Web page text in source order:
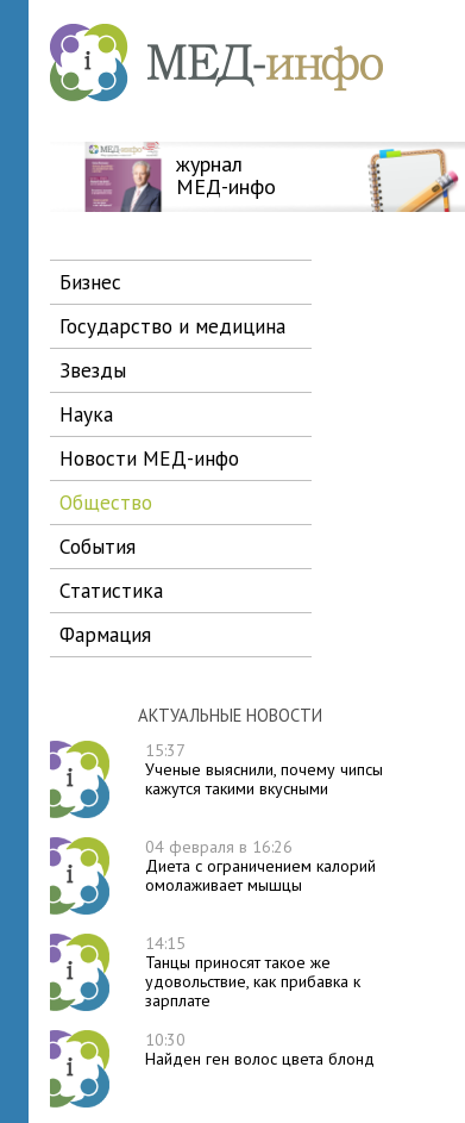
журнал
МЕД-инфо
бизнес
государство и медицина
звезды
наука
новости МЕД-инфо
общество
события
статистика
фармация
АКТУАЛЬНЫЕ НОВОСТИ
15:37
Ученые выяснили, почему чипсы
кажутся такими вкусными
04 февраля в 16:26
Диета с ограничением калорий
омолаживает мышцы
14:15
Танцы приносят такое же
удовольствие, как прибавка к
зарплате
10:30
Найден ген волос цвета блонд